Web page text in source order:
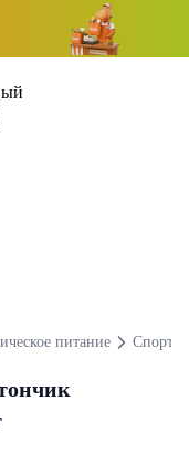
питание